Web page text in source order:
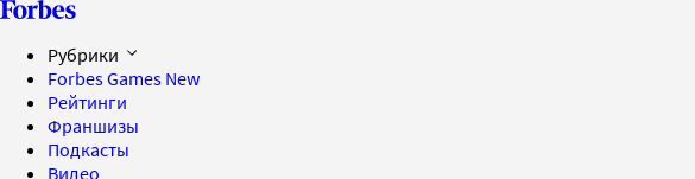
Рубрики
Forbes Games New
Рейтинги
Франшизы
Подкасты
Видео